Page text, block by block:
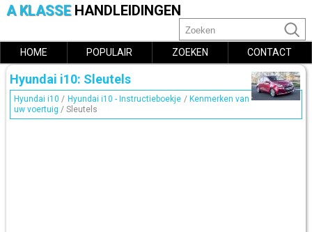
A KLASSE HANDLEIDINGEN
HOME POPULAIR ZOEKEN CONTACT
Hyundai i10: Sleutels
Hyundai i10 / Hyundai i10 - Instructieboekje / Kenmerken van
uw voertuig / Sleutels